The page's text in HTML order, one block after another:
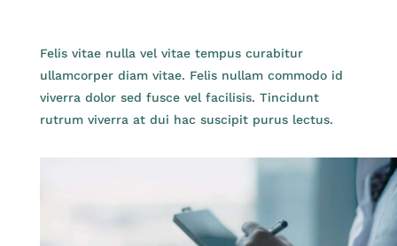
Felis vitae nulla vel vitae tempus curabitur
ullamcorper diam vitae. Felis nullam commodo id
viverra dolor sed fusce vel facilisis. Tincidunt
rutrum viverra at dui hac suscipit purus lectus.